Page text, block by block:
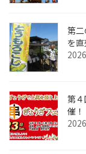
第
を直
第
催！